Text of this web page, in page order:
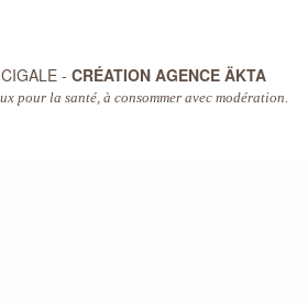
- CRÉATION AGENCE ÄKTA
pour la santé, à consommer avec modération.